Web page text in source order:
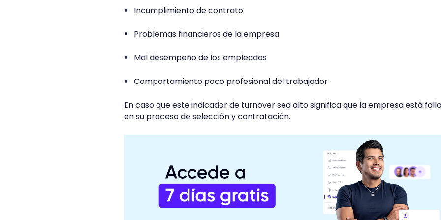
Incumplimiento de contrato
Problemas financieros de la empresa
Mal desempeño de los empleados
Comportamiento poco profesional del trabajador
En caso que este indicador de turnover sea alto significa que la empresa está
en su proceso de selección y contratación.